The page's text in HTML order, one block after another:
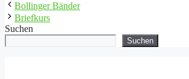
Bollinger Bänder
Briefkurs
Suchen
Suchen